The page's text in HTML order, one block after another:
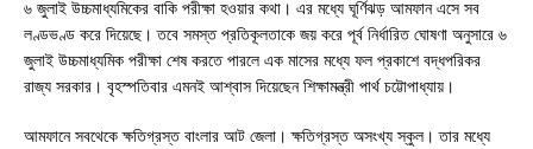
৬ জুলাই উচ্চমাধ্যমিকের বাকি পরীক্ষা হওয়ার কথা। এর মধ্যে ঘূর্ণিঝড় আমফান এসে সব
লণ্ডভণ্ড করে দিয়েছে। তবে সমস্ত প্রতিকূলতাকে জয় করে পূর্ব নির্ধারিত ঘোষণা অনুসারে ৬
জুলাই উচ্চমাধ্যমিক পরীক্ষা শেষ করতে পারলে এক মাসের মধ্যে ফল প্রকাশে বদ্ধপরিকর
রাজ্য সরকার। বৃহস্পতিবার এমনই আশ্বাস দিয়েছেন শিক্ষামন্ত্রী পার্থ চট্টোপাধ্যায়।
আমফানে সবথেকে ক্ষতিগ্রস্ত বাংলার আট জেলা। ক্ষতিগ্রস্ত অসংখ্য স্কুল। তার মধ্যে